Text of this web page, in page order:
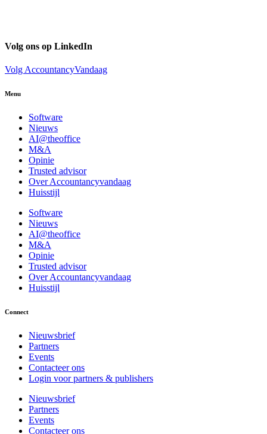
Volg ons op LinkedIn
Volg AccountancyVandaag
Menu
Software
Nieuws
AI@theoffice
M&A
Opinie
Trusted advisor
Over Accountancyvandaag
Huisstijl
Software
Nieuws
AI@theoffice
M&A
Opinie
Trusted advisor
Over Accountancyvandaag
Huisstijl
Connect
Nieuwsbrief
Partners
Events
Contacteer ons
Login voor partners & publishers
Nieuwsbrief
Partners
Events
Contacteer ons